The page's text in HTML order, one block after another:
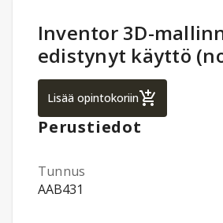
Opintotiedot:
Inventor 3D-
edistynyt käyttö
Lisää opintokoriinInventor 3D-
Perustiedot
Tunnus
AAB431